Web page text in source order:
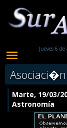
Jueves 6
Marte, 19/03/
Astronomía